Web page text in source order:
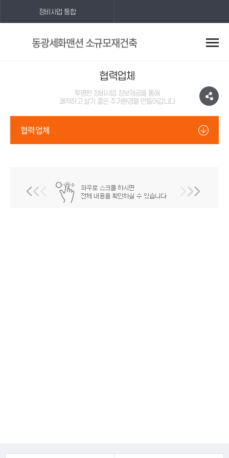
정비사업 통합
동광세화맨션 소규모재건축
협력업체
투명한 정비사업 정보제공을 통해
쾌적하고 살기 좋은 주거환경을 만들어갑니다
협력업체